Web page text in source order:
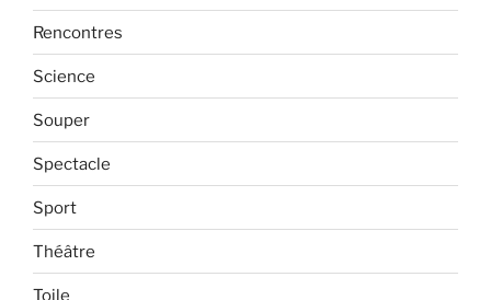
Rencontres
Science
Souper
Spectacle
Sport
Théâtre
Toile